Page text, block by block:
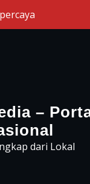
–
dari Lokal